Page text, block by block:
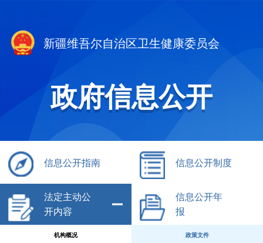
新疆维吾尔自治区卫生健康委员会
政府信息公开
信息公开指南 信息公开制度
法定主动公
开内容
机构概况 政策文件
信息公开年
报